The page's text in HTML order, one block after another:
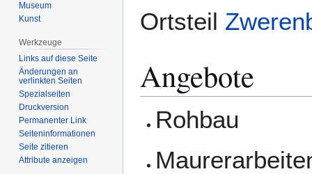
Ortsteil
Angebote
Rohbau
Museum
Kunst
Werkzeuge
Links auf diese Seite
Änderungen an
verlinkten Seiten
Spezialseiten
Druckversion
Permanenter Link
Seiten­­informationen
Seite zitieren
Attribute anzeigen